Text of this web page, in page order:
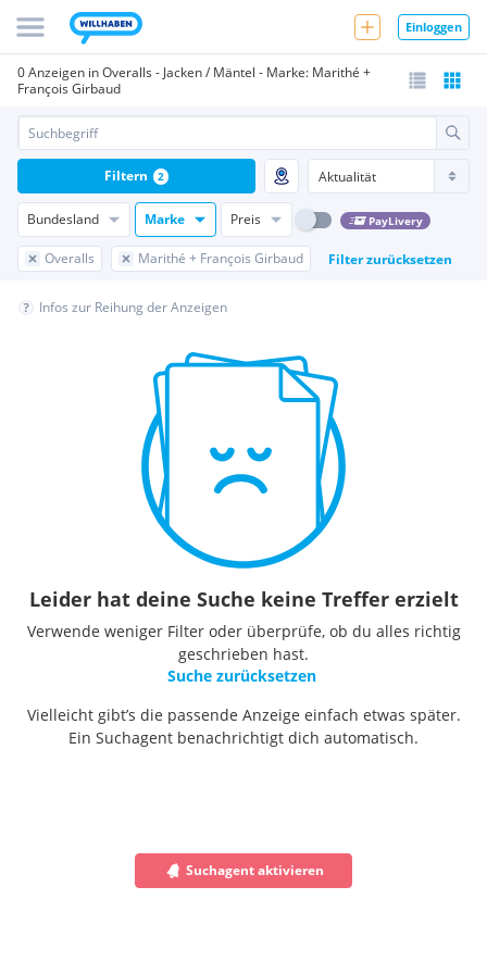
Einloggen
0 Anzeigen in Overalls - Jacken / Mäntel - Marke: Marithé +
François Girbaud
Bundesland Marke Preis PayLivery
Overalls Marithé + François Girbaud Filter zurücksetzen
Filtern 2
Infos zur Reihung der Anzeigen
Leider hat deine Suche keine Treffer erzielt
Verwende weniger Filter oder überprüfe, ob du alles richtig
geschrieben hast.
Suche zurücksetzen
Vielleicht gibt’s die passende Anzeige einfach etwas später.
Ein Suchagent benachrichtigt dich automatisch.
Suchagent aktivieren